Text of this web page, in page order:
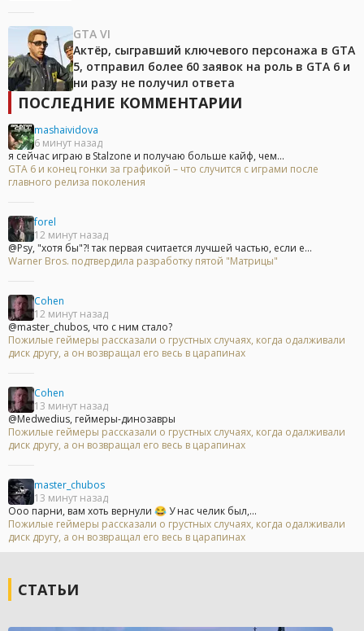
GTA VI
Актёр, сыгравший ключевого персонажа в GTA
5, отправил более 60 заявок на роль в GTA 6 и
ни разу не получил ответа
ПОСЛЕДНИЕ КОММЕНТАРИИ
mashaividova
6 минут назад
я сейчас играю в Stalzone и получаю больше кайф, чем...
GTA 6 и конец гонки за графикой – что случится с играми после
главного релиза поколения
forel
12 минут назад
@Psy, "хотя бы"?! так первая считается лучшей частью, если е...
Warner Bros. подтвердила разработку пятой "Матрицы"
Cohen
12 минут назад
@master_chubos, что с ним стало?
Пожилые геймеры рассказали о грустных случаях, когда одалживали
диск другу, а он возвращал его весь в царапинах
Cohen
13 минут назад
@Medwedius, геймеры-динозавры
Пожилые геймеры рассказали о грустных случаях, когда одалживали
диск другу, а он возвращал его весь в царапинах
master_chubos
13 минут назад
Ооо парни, вам хоть вернули 😂 У нас челик был,...
Пожилые геймеры рассказали о грустных случаях, когда одалживали
диск другу, а он возвращал его весь в царапинах
СТАТЬИ